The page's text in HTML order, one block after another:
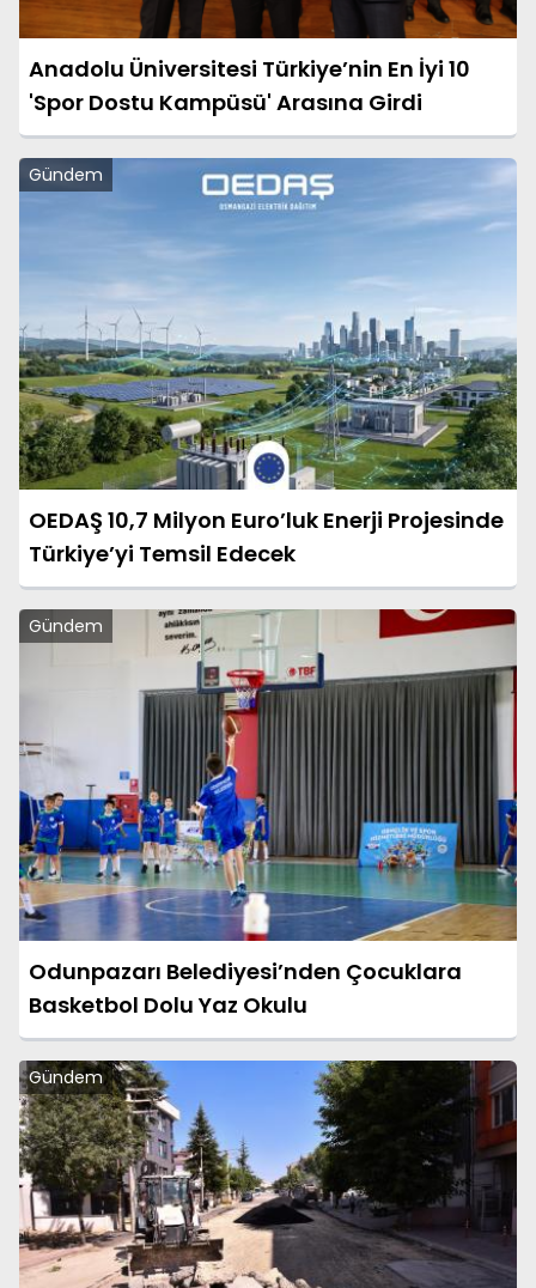
Anadolu Üniversitesi Türkiye’nin En İyi 10
'Spor Dostu Kampüsü' Arasına Girdi
Gündem
OEDAŞ 10,7 Milyon Euro’luk Enerji Projesinde
Türkiye’yi Temsil Edecek
Gündem
Odunpazarı Belediyesi’nden Çocuklara
Basketbol Dolu Yaz Okulu
Gündem